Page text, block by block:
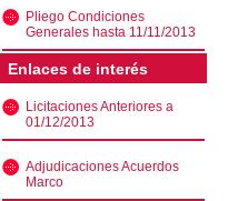
Pliego Condiciones
Generales hasta 11/11/2013
Enlaces de interés
Licitaciones Anteriores a
01/12/2013
Adjudicaciones Acuerdos
Marco